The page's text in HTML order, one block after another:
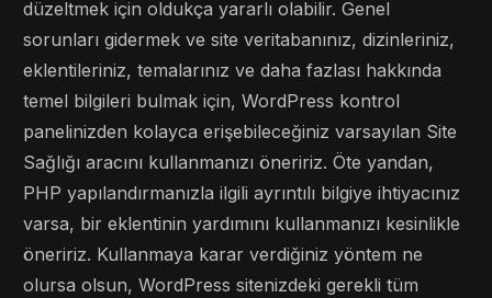
düzeltmek için oldukça yararlı olabilir. Genel
sorunları gidermek ve site veritabanınız, dizinleriniz,
eklentileriniz, temalarınız ve daha fazlası hakkında
temel bilgileri bulmak için, WordPress kontrol
panelinizden kolayca erişebileceğiniz varsayılan Site
Sağlığı aracını kullanmanızı öneririz. Öte yandan,
PHP yapılandırmanızla ilgili ayrıntılı bilgiye ihtiyacınız
varsa, bir eklentinin yardımını kullanmanızı kesinlikle
öneririz. Kullanmaya karar verdiğiniz yöntem ne
olursa olsun, WordPress sitenizdeki gerekli tüm